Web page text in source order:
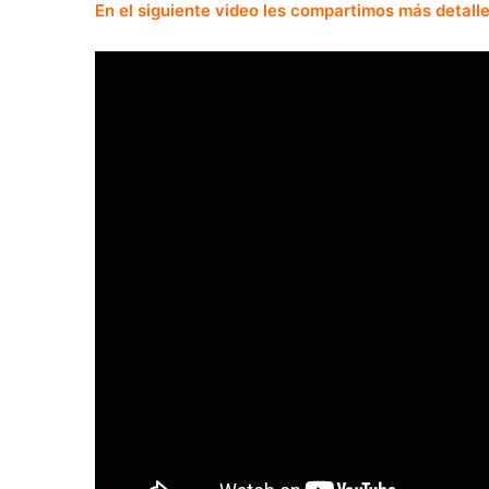
En el siguiente video les compartimos más